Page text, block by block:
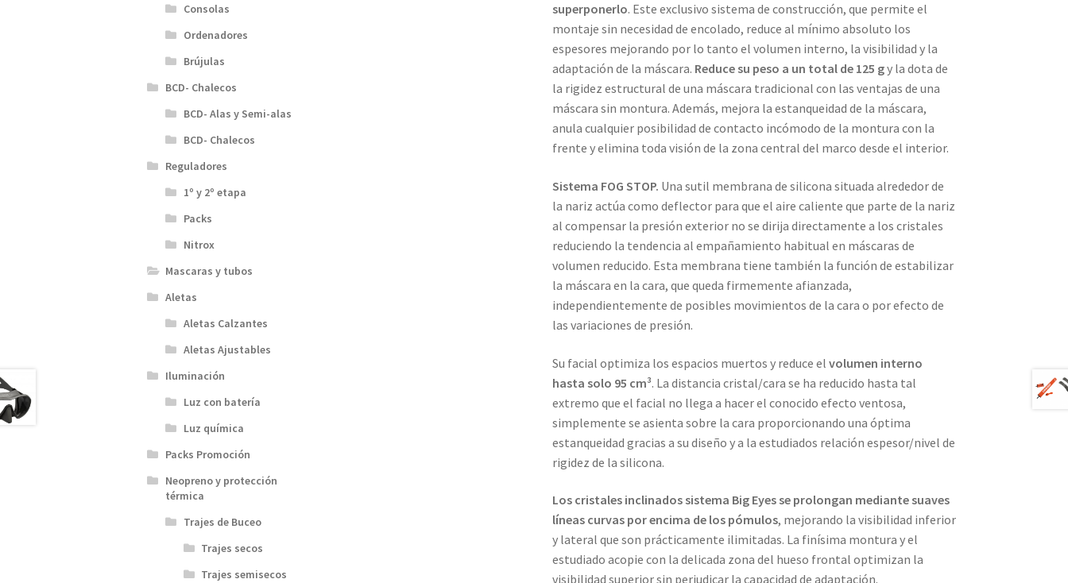
superponerlo. Este exclusivo sistema de construcción, que permite el
montaje sin necesidad de encolado, reduce al mínimo absoluto los
espesores mejorando por lo tanto el volumen interno, la visibilidad y la
adaptación de la máscara. Reduce su peso a un total de 125 gy la dota de
la rigidez estructural de una máscara tradicional con las ventajas de una
máscara sin montura. Además, mejora la estanqueidad de la máscara,
anula cualquier posibilidad de contacto incómodo de la montura con la
frente y elimina toda visión de la zona central del marco desde el interior.
Sistema FOG STOP. Una sutil membrana de silicona situada alrededor de
la nariz actúa como deflector para que el aire caliente que parte de la nariz
al compensar la presión exterior no se dirija directamente a los cristales
reduciendo la tendencia al empañamiento habitual en máscaras de
volumen reducido. Esta membrana tiene también la función de estabilizar
la máscara en la cara, que queda firmemente afianzada,
independientemente de posibles movimientos de la cara o por efecto de
las variaciones de presión.
Su facial optimiza los espacios muertos y reduce elvolumen interno
hasta solo 95 cm³. La distancia cristal/cara se ha reducido hasta tal
extremo que el facial no llega a hacer el conocido efecto ventosa,
simplemente se asienta sobre la cara proporcionando una óptima
estanqueidad gracias a su diseño y a la estudiados relación espesor/nivel de
rigidez de la silicona.
Los cristales inclinados sistema Big Eyes se prolongan mediante suaves
líneas curvas por encima de los pómulos, mejorando la visibilidad inferior
y lateral que son prácticamente ilimitadas. La finísima montura y el
estudiado acopie con la delicada zona del hueso frontal optimizan la
visibilidad superior sin perjudicar la capacidad de adaptación.
Consolas
Ordenadores
Brújulas
BCD- Chalecos
BCD- Alas y Semi-alas
BCD- Chalecos
Reguladores
1º y 2º etapa
Packs
Nitrox
Mascaras y tubos
Aletas
Aletas Calzantes
Aletas Ajustables
Iluminación
Luz con batería
Luz química
Packs Promoción
Neopreno y protección
térmica
Trajes de Buceo
Trajes secos
Trajes semisecos